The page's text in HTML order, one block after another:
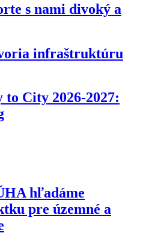
s nami divoký a
infraštruktúru
City 2026-2027:
hľadáme
pre územné a